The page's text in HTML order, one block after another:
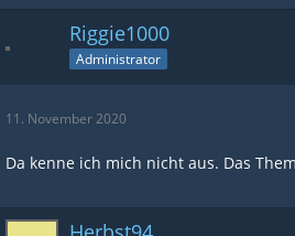
Riggie1000
Administrator
11. November 2020
Da kenne ich mich nicht aus. Das